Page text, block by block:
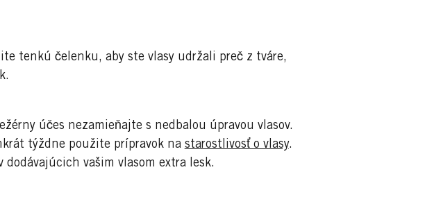
tenkú čelenku, aby ste vlasy udržali preč z tváre,
účes nezamieňajte s nedbalou úpravou vlasov.
týždne použite prípravok na starostlivosť o vlasy.
vašim vlasom extra lesk.